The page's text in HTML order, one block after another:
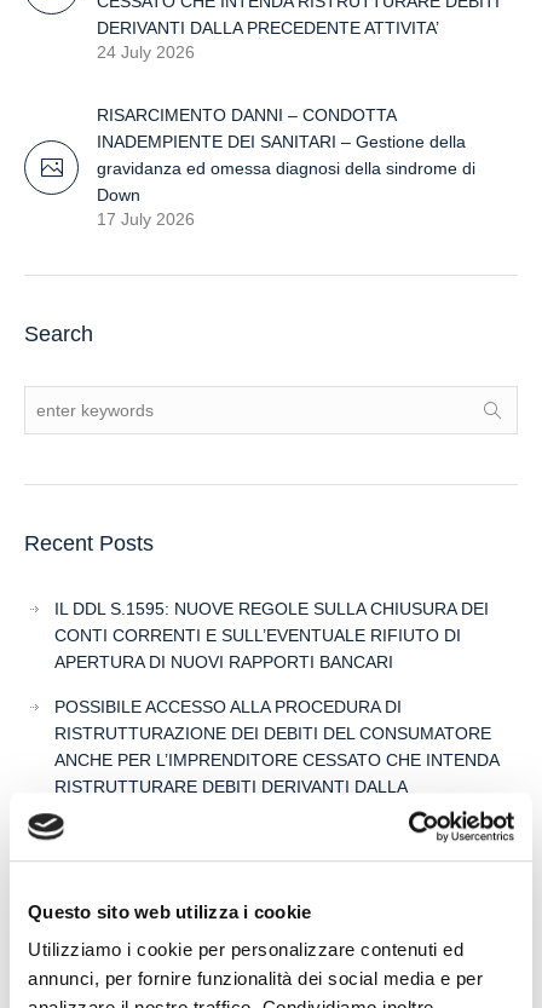
Questo sito web utilizza i cookie
Utilizziamo i cookie per personalizzare contenuti ed
annunci, per fornire funzionalità dei social media e per
DERIVANTI DALLA PRECEDENTE ATTIVITA’
24 July 2026
RISARCIMENTO DANNI – CONDOTTA
INADEMPIENTE DEI SANITARI – Gestione della
gravidanza ed omessa diagnosi della sindrome di
Down
17 July 2026
Search
Recent Posts
IL DDL S.1595: NUOVE REGOLE SULLA CHIUSURA DEI
CONTI CORRENTI E SULL’EVENTUALE RIFIUTO DI
APERTURA DI NUOVI RAPPORTI BANCARI
POSSIBILE ACCESSO ALLA PROCEDURA DI
RISTRUTTURAZIONE DEI DEBITI DEL CONSUMATORE
ANCHE PER L’IMPRENDITORE CESSATO CHE INTENDA
RISTRUTTURARE DEBITI DERIVANTI DALLA
PRECEDENTE ATTIVITA’
RISARCIMENTO DANNI – CONDOTTA INADEMPIENTE DEI
della sindrome di Down
IL PAGAMENTO DEL MUTUO DELLA CASA FAMILIARE
TRA OBBLIGAZIONE NATURALE E ARRICCHIMENTO